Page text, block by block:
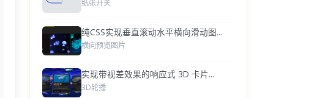
纸张开关
纯CSS实现垂直滚动水平横向滑动图...
横向预览图片
实现带视差效果的响应式 3D 卡片...
3D轮播